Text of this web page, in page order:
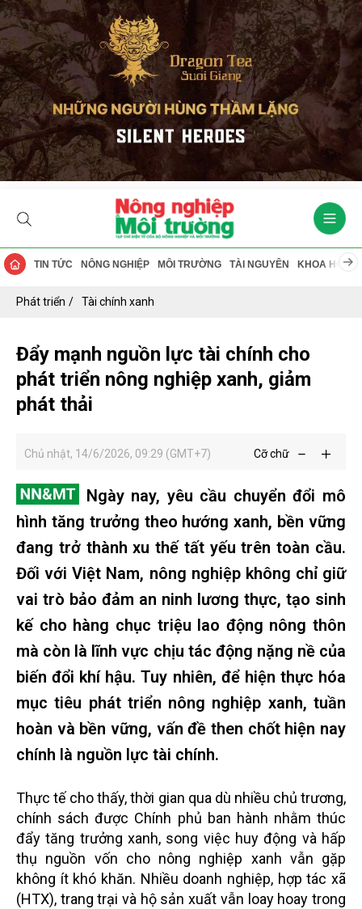
TIN TỨC NÔNG NGHIỆP MÔI TRƯỜNG TÀI NGUYÊN KHOA HỌC
Phát triển Tài chính xanh
Đẩy mạnh nguồn lực tài chính cho
phát triển nông nghiệp xanh, giảm
phát thải
Chủ nhật, 14/6/2026, 09:29 (GMT+7) Cỡ chữ
Ngày nay, yêu cầu chuyển đổi mô
hình tăng trưởng theo hướng xanh, bền vững
đang trở thành xu thế tất yếu trên toàn cầu.
Đối với Việt Nam, nông nghiệp không chỉ giữ
vai trò bảo đảm an ninh lương thực, tạo sinh
kế cho hàng chục triệu lao động nông thôn
mà còn là lĩnh vực chịu tác động nặng nề của
biến đổi khí hậu. Tuy nhiên, để hiện thực hóa
mục tiêu phát triển nông nghiệp xanh, tuần
hoàn và bền vững, vấn đề then chốt hiện nay
chính là nguồn lực tài chính.
Thực tế cho thấy, thời gian qua dù nhiều chủ trương,
chính sách được Chính phủ ban hành nhằm thúc
đẩy tăng trưởng xanh, song việc huy động và hấp
thụ nguồn vốn cho nông nghiệp xanh vẫn gặp
không ít khó khăn. Nhiều doanh nghiệp, hợp tác xã
(HTX), trang trại và hộ sản xuất vẫn loay hoay trong